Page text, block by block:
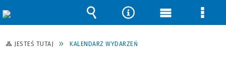
JESTEŚ TUTAJ KALENDARZ WYDARZEŃ
Wyszukiwarka
Narzędzia
Menu Menu